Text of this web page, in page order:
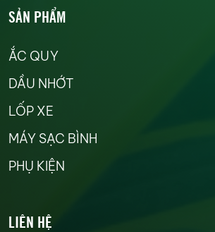
SẢN PHẨM
ẮC QUY
DẦU NHỚT
LỐP XE
MÁY SẠC BÌNH
PHỤ KIỆN
LIÊN HỆ